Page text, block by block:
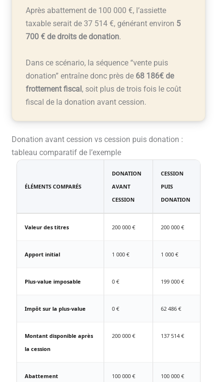
Après abattement de 100 000 €, l’assiette
taxable serait de 37 514 €, générant environ 5
700 € de droits de donation.
Dans ce scénario, la séquence “vente puis
donation” entraîne donc près de 68 186€ de
frottement fiscal , soit plus de trois fois le coût
fiscal de la donation avant cession.
Donation avant cession vs cession puis donation :
tableau comparatif de l’exemple
ÉLÉMENTS COMPARÉS
DONATION
AVANT
CESSION
CESSION
PUIS
DONATION
Valeur des titres 200 000 € 200 000 €
Apport initial 1 000 € 1 000 €
Plus-value imposable 0 € 199 000 €
Impôt sur la plus-value 0 € 62 486 €
Montant disponible après
la cession
200 000 € 137 514 €
Abattement 100 000 € 100 000 €